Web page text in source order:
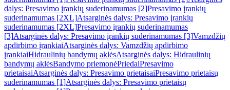
dalys: Presavimo įrankių suderinamumas [2]Presavimo įrankių
suderinamumas [2XL]Atsarginės dalys: Presavimo įrankių
suderinamumas [2XL]Presavimo įrankių suderinamumas
[3]Atsarginės dalys: Presavimo įrankių suderinamumas [3]Vamzdžių
apdirbimo įrankiaiAtsarginės dalys: Vamzdžių apdirbimo
įrankiaiHidraulinių bandymų aklėsAtsarginės dalys: Hidraulinių
bandymų aklėsBandymo priemonėPriedaiPresavimo
prietaisaiAtsarginės dalys: Presavimo prietaisaiPresavimo prietaisų
suderinamumas [1]Atsarginės dalys: Presavimo prietaisų